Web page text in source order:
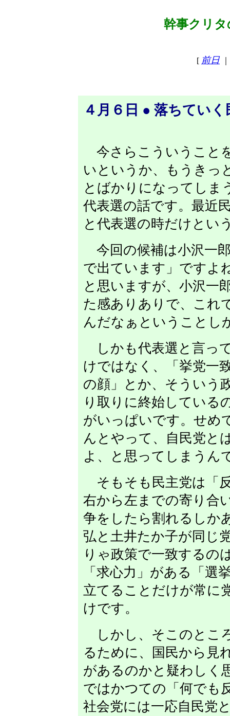
幹事クリタ
[ 前日
４月６日 ● 落ちていく
今さらこういうこと
いというか、もうきっ
とばかりになってしま
代表選の話です。最近
と代表選の時だけとい
今回の候補は小沢一
で出ています」ですよ
と思いますが、小沢一
た感ありありで、これ
んだなぁということし
しかも代表選と言っ
けではなく、「挙党一
の顔」とか、そういう
り取りに終始している
がいっぱいです。せめ
んとやって、自民党と
よ、と思ってしまうん
そもそも民主党は「
右から左までの寄り合
争をしたら割れるしか
弘と土井たか子が同じ
りゃ政策で一致するの
「求心力」がある「選
立てることだけが常に
けです。
しかし、そこのとこ
るために、国民から見
があるのかと疑わしく
ではかつての「何でも
社会党には一応自民党